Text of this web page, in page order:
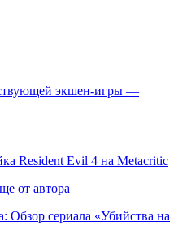
экшен-игры —
Resident Evil 4 на Metacritic
от автора
Обзор сериала «Убийства на